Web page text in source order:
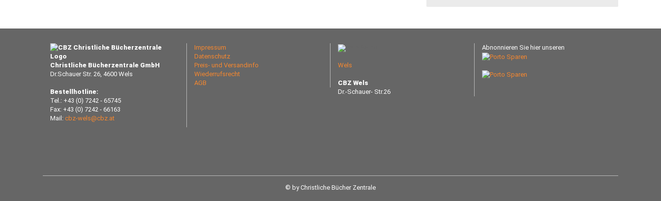
Christliche Bücherzentrale GmbH
Dr.Schauer Str. 26, 4600 Wels
Bestellhotline:
Tel.: +43 (0) 7242 - 65745
Fax: +43 (0) 7242 - 66163
Mail: cbz-wels@cbz.at
Impressum
Datenschutz
Preis- und Versandinfo
Wiederrufsrecht
AGB
Wels
CBZ Wels
Dr.-Schauer- Str.26
Abnonnieren Sie hier unseren
© by Christliche Bücher Zentrale